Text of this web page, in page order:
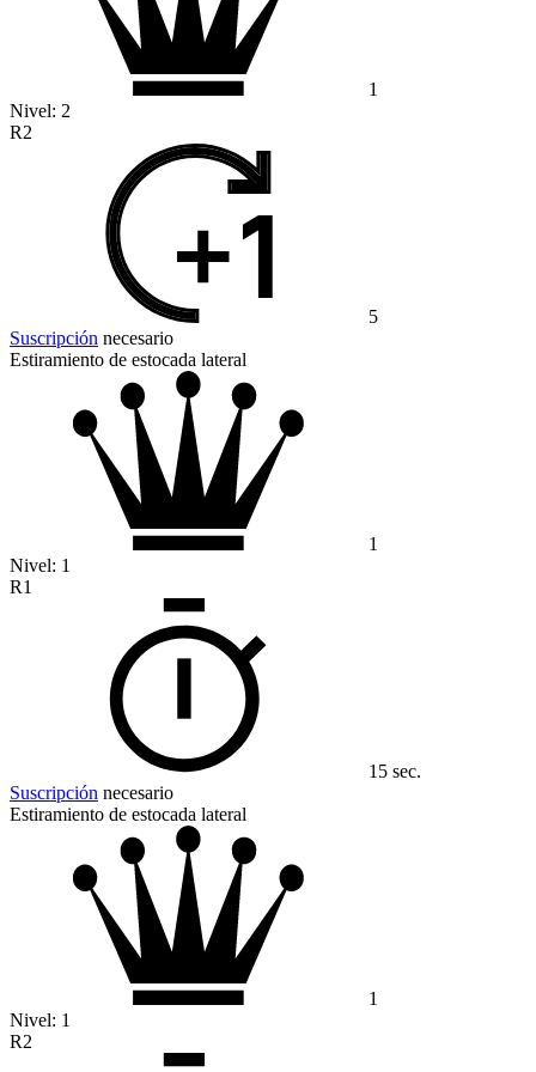
1
Nivel: 2
R2
5
Suscripción necesario
Estiramiento de estocada lateral
1
Nivel: 1
R1
15 sec.
Suscripción necesario
Estiramiento de estocada lateral
1
Nivel: 1
R2